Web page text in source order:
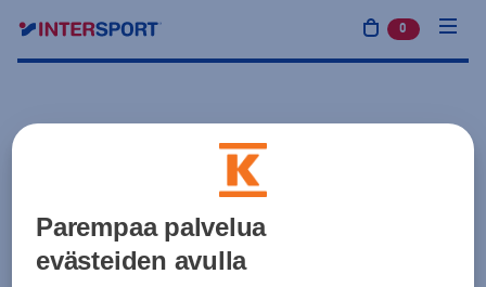
0 tuotetta
Parempaa palvelua
evästeiden avulla